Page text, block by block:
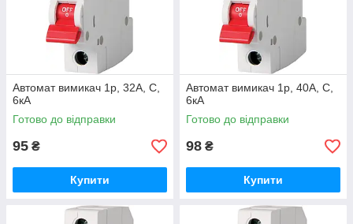
Автомат вимикач 1р, 32А, C,
6кА
Готово до відправки
95 ₴
Купити
Автомат вимикач 1р, 40А, C,
6кА
Готово до відправки
98 ₴
Купити